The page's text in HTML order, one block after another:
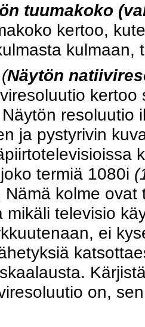
tuumakoko
kertoo,
kulmaan,
(Näytön
resoluutio
ja pystyrivin
termiä 1080i
Nämä kolme ovat
mikäli televisio
ei
on,